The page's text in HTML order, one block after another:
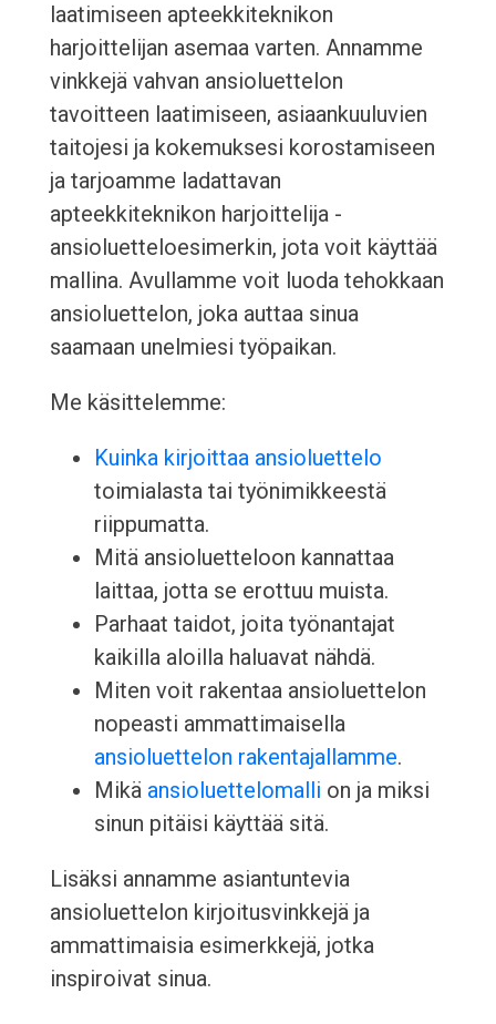
laatimiseen apteekkiteknikon
harjoittelijan asemaa varten. Annamme
vinkkejä vahvan ansioluettelon
tavoitteen laatimiseen, asiaankuuluvien
taitojesi ja kokemuksesi korostamiseen
ja tarjoamme ladattavan
apteekkiteknikon harjoittelija -
ansioluetteloesimerkin, jota voit käyttää
mallina. Avullamme voit luoda tehokkaan
ansioluettelon, joka auttaa sinua
saamaan unelmiesi työpaikan.
Me käsittelemme:
Kuinka kirjoittaa ansioluettelo
toimialasta tai työnimikkeestä
riippumatta.
Mitä ansioluetteloon kannattaa
laittaa, jotta se erottuu muista.
Parhaat taidot, joita työnantajat
kaikilla aloilla haluavat nähdä.
Miten voit rakentaa ansioluettelon
nopeasti ammattimaisella
ansioluettelon rakentajallamme.
Mikä ansioluettelomalli on ja miksi
sinun pitäisi käyttää sitä.
Lisäksi annamme asiantuntevia
ansioluettelon kirjoitusvinkkejä ja
ammattimaisia esimerkkejä, jotka
inspiroivat sinua.